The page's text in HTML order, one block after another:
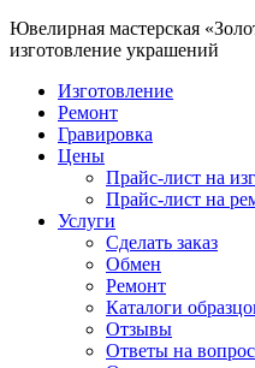
Ювелирная мастерская
изготовление украшений
Изготовление
Ремонт
Гравировка
Цены
Прайс-лист на
Прайс-лист на
Услуги
Сделать заказ
Обмен
Ремонт
Каталоги
Отзывы
Ответы на